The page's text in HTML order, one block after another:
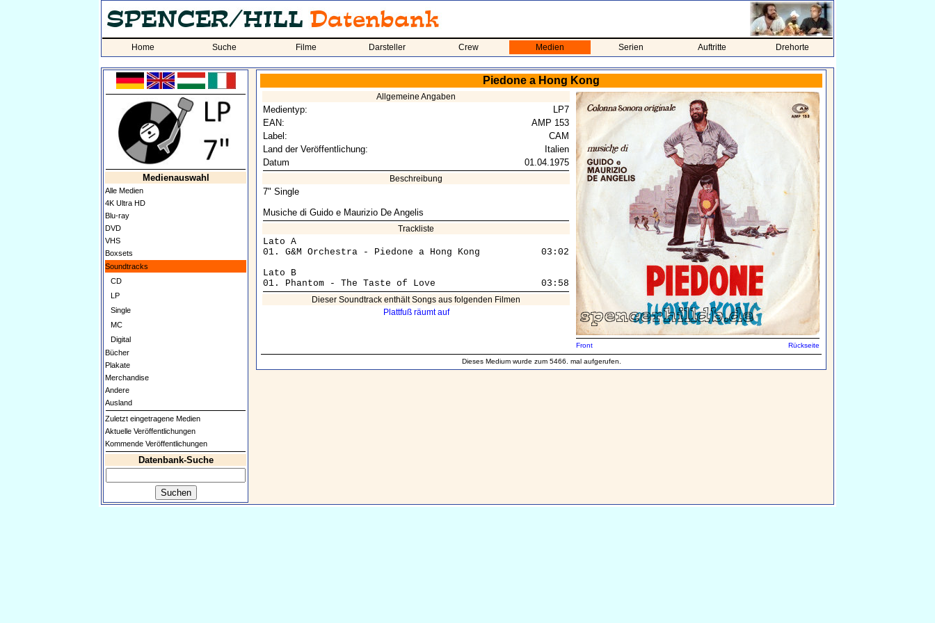
Home Suche Filme Darsteller Crew Medien Serien Auftritte Drehorte
Medienauswahl
Alle Medien
4K Ultra HD
Blu-ray
DVD
VHS
Boxsets
Soundtracks
CD
LP
Single
MC
Digital
Bücher
Plakate
Merchandise
Andere
Ausland
Zuletzt eingetragene Medien
Aktuelle Veröffentlichungen
Kommende Veröffentlichungen
Datenbank-Suche
Piedone a Hong Kong
Allgemeine Angaben
Medientyp:
LP7
EAN:
AMP 153
Label:
CAM
Land der Veröffentlichung:
Italien
Datum
01.04.1975
Beschreibung
7" Single
Musiche di Guido e Maurizio De Angelis
Trackliste
Lato A
01. G&M Orchestra - Piedone a Hong Kong           03:02
Lato B
Dieser Soundtrack enthält Songs aus folgenden Filmen
Plattfuß räumt auf
Front Rückseite
Dieses Medium wurde zum 5466. mal aufgerufen.